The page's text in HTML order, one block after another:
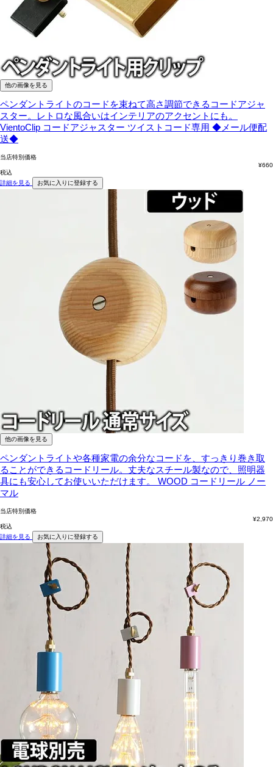
他の画像を見る
ペンダントライトのコードを束ねて高さ調節できるコードアジャ
スター。レトロな風合いはインテリアのアクセントにも。
VientoClip コードアジャスター ツイストコード専用 ◆メール便配
送◆
当店特別価格
¥660
税込
詳細を見る
お気に入りに登録する
他の画像を見る
ペンダントライトや各種家電の余分なコードを、すっきり巻き取
ることができるコードリール。丈夫なスチール製なので、照明器
具にも安心してお使いいただけます。
WOOD コードリール ノー
マル
当店特別価格
¥2,970
税込
詳細を見る
お気に入りに登録する